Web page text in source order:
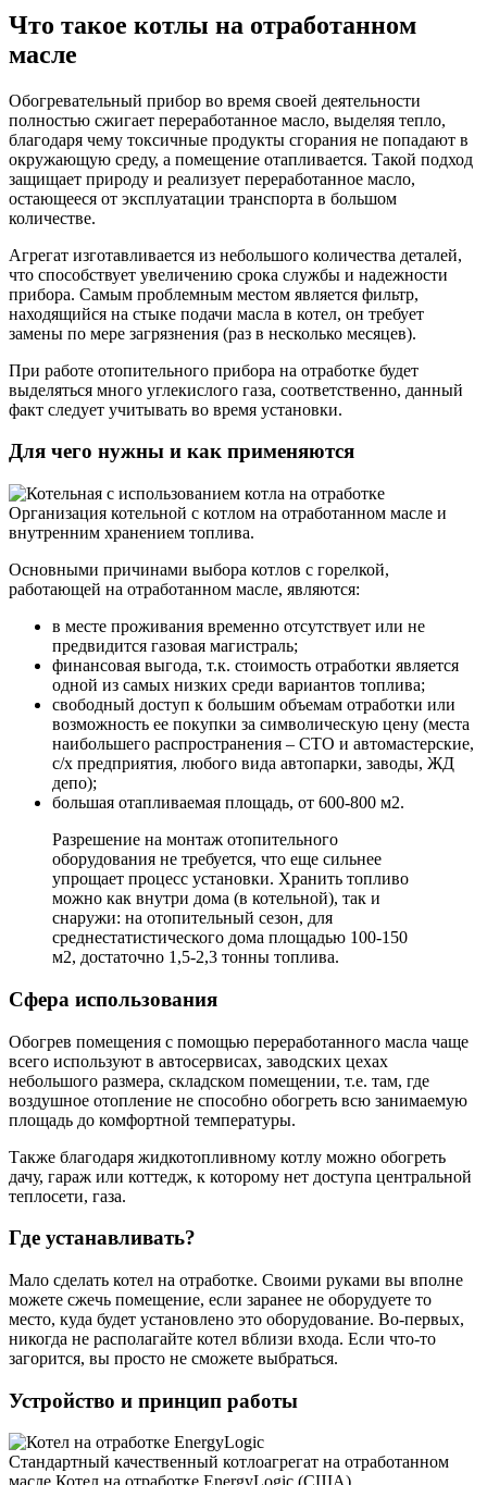
Что такое котлы на отработанном
масле
Обогревательный прибор во время своей деятельности
полностью сжигает переработанное масло, выделяя тепло,
благодаря чему токсичные продукты сгорания не попадают в
окружающую среду, а помещение отапливается. Такой подход
защищает природу и реализует переработанное масло,
остающееся от эксплуатации транспорта в большом
количестве.
Агрегат изготавливается из небольшого количества деталей,
что способствует увеличению срока службы и надежности
прибора. Самым проблемным местом является фильтр,
находящийся на стыке подачи масла в котел, он требует
замены по мере загрязнения (раз в несколько месяцев).
При работе отопительного прибора на отработке будет
выделяться много углекислого газа, соответственно, данный
факт следует учитывать во время установки.
Для чего нужны и как применяются
Организация котельной с котлом на отработанном масле и
внутренним хранением топлива.
Основными причинами выбора котлов с горелкой,
работающей на отработанном масле, являются:
в месте проживания временно отсутствует или не
предвидится газовая магистраль;
финансовая выгода, т.к. стоимость отработки является
одной из самых низких среди вариантов топлива;
свободный доступ к большим объемам отработки или
возможность ее покупки за символическую цену (места
наибольшего распространения – СТО и автомастерские,
с/х предприятия, любого вида автопарки, заводы, ЖД
депо);
большая отапливаемая площадь, от 600-800 м2.
Разрешение на монтаж отопительного
оборудования не требуется, что еще сильнее
упрощает процесс установки. Хранить топливо
можно как внутри дома (в котельной), так и
снаружи: на отопительный сезон, для
среднестатистического дома площадью 100-150
м2, достаточно 1,5-2,3 тонны топлива.
Сфера использования
Обогрев помещения с помощью переработанного масла чаще
всего используют в автосервисах, заводских цехах
небольшого размера, складском помещении, т.е. там, где
воздушное отопление не способно обогреть всю занимаемую
площадь до комфортной температуры.
Также благодаря жидкотопливному котлу можно обогреть
дачу, гараж или коттедж, к которому нет доступа центральной
теплосети, газа.
Где устанавливать?
Мало сделать котел на отработке. Своими руками вы вполне
можете сжечь помещение, если заранее не оборудуете то
место, куда будет установлено это оборудование. Во-первых,
никогда не располагайте котел вблизи входа. Если что-то
загорится, вы просто не сможете выбраться.
Устройство и принцип работы
Стандартный качественный котлоагрегат на отработанном